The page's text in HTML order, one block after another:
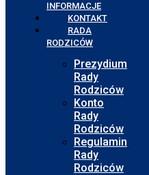
INFORMACJE
KONTAKT
RADA
RODZICÓW
Prezydium
Rady
Rodziców
Konto
Rady
Rodziców
Regulamin
Rady
Rodziców